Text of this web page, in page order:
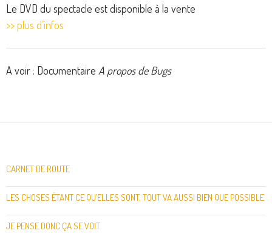
Le DVD du spectacle est disponible à la vente
>> plus d’infos
A voir : Documentaire A propos de Bugs
CARNET DE ROUTE
LES CHOSES ÉTANT CE QU’ELLES SONT, TOUT VA AUSSI BIEN QUE POSSIBLE
JE PENSE DONC ÇA SE VOIT